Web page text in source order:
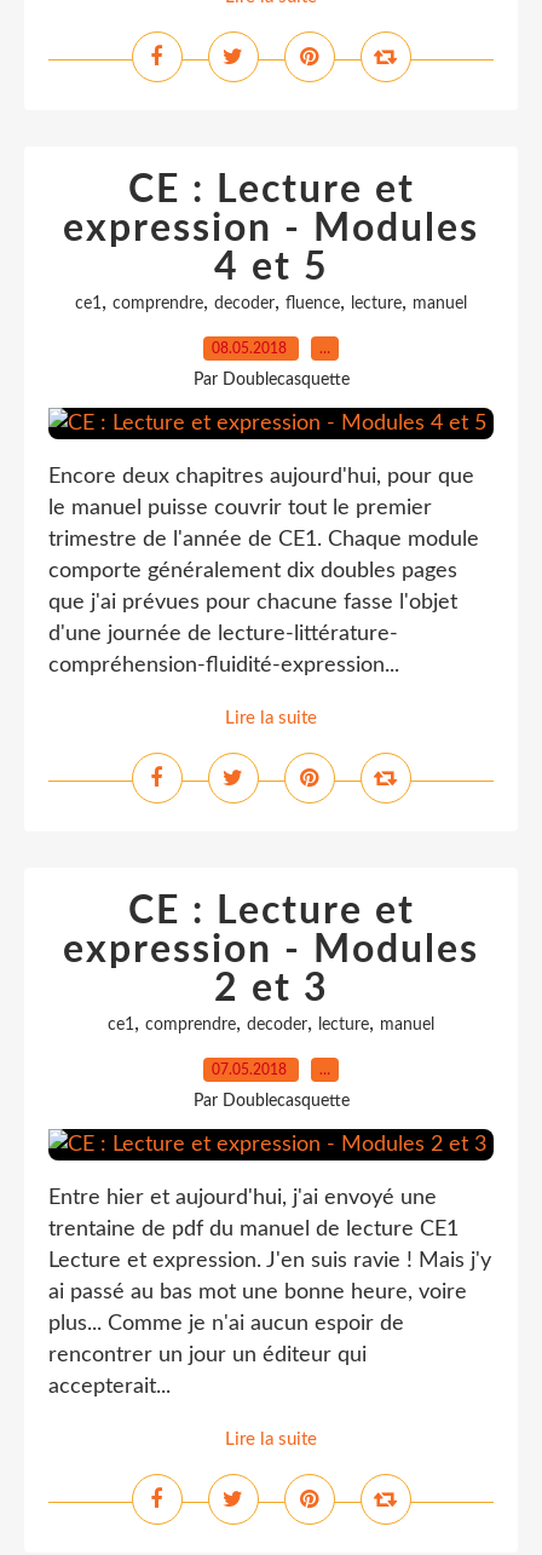
CE : Lecture et
expression - Modules
4 et 5
ce1, comprendre, decoder, fluence, lecture, manuel
08.05.2018 …
Par Doublecasquette
Encore deux chapitres aujourd'hui, pour que
le manuel puisse couvrir tout le premier
trimestre de l'année de CE1. Chaque module
comporte généralement dix doubles pages
que j'ai prévues pour chacune fasse l'objet
d'une journée de lecture-littérature-
compréhension-fluidité-expression...
Lire la suite
CE : Lecture et
expression - Modules
2 et 3
ce1, comprendre, decoder, lecture, manuel
07.05.2018 …
Par Doublecasquette
Entre hier et aujourd'hui, j'ai envoyé une
trentaine de pdf du manuel de lecture CE1
Lecture et expression. J'en suis ravie ! Mais j'y
ai passé au bas mot une bonne heure, voire
plus... Comme je n'ai aucun espoir de
rencontrer un jour un éditeur qui
accepterait...
Lire la suite